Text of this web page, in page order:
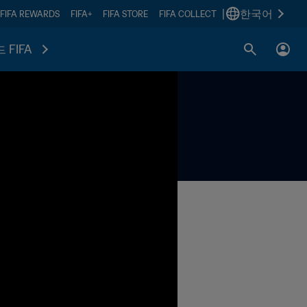
FIFA REWARDS FIFA+ FIFA STORE FIFA COLLECT 한국어
FIFA